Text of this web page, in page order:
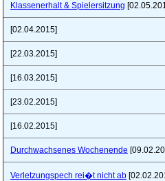
Klassenerhalt & Spielersitzung
[02.04.2015]
[22.03.2015]
[16.03.2015]
[23.02.2015]
[16.02.2015]
Durchwachsenes Wochenende
Verletzungspech rei�t nicht ab